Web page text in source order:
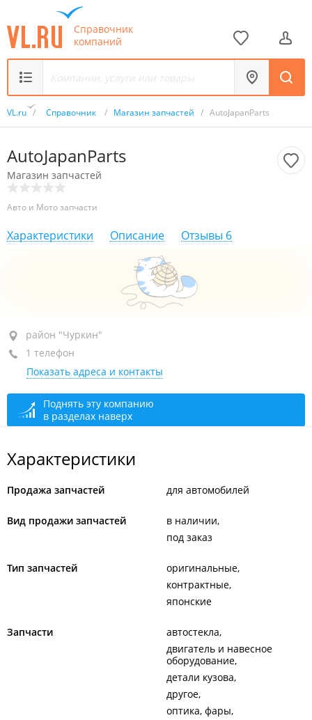
Справочник
компаний
VL.ru / Справочник / Магазин запчастей / AutoJapanParts
AutoJapanParts
Магазин запчастей
Авто и Мото запчасти
Характеристики Описание Отзывы 6
район "Чуркин", ул. Харьковская, 2
1-й этаж
+7 984 198-52-66
открыто: 10:00–18:00
район "Чуркин"
1 телефон
Показать адреса и контакты
Поднять эту компанию
в разделах наверх
Характеристики
Продажа запчастей для автомобилей
Вид продажи запчастей
в наличии
под заказ
Тип запчастей
оригинальные
контрактные
японские
Запчасти
автостекла
двигатель и навесное
оборудование
детали кузова
другое
оптика, фары